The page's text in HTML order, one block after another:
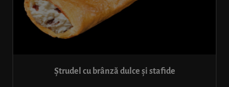
Ștrudel cu brânză dulce și stafide